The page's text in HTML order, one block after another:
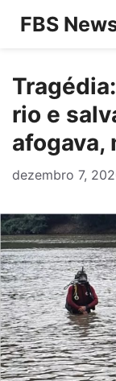
Pular
conteúdo
FBS
rio e
afogava,
dezembro 7,